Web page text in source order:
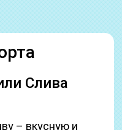
Слива
– вкусную и